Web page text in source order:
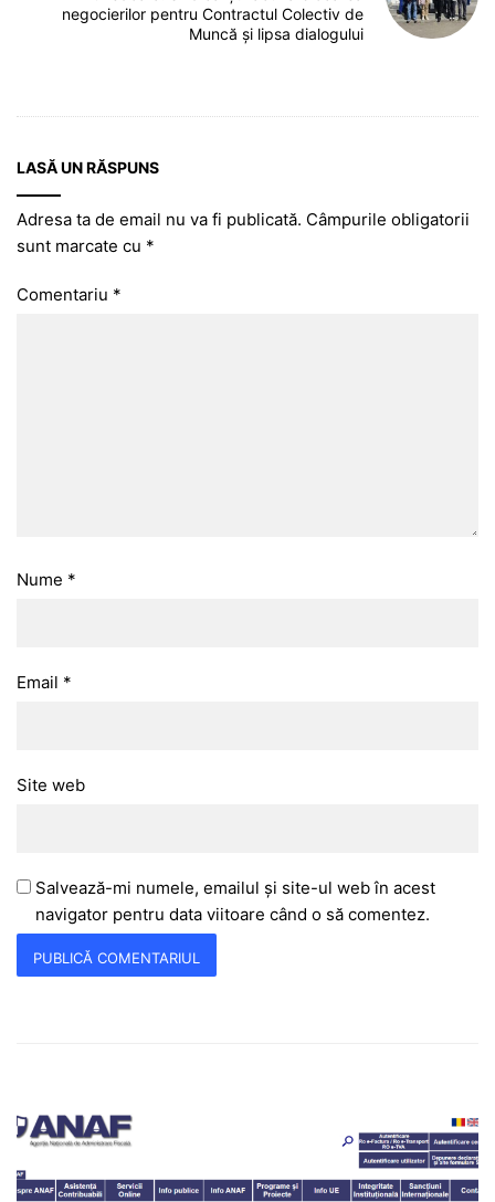
negocierilor pentru Contractul Colectiv de
Muncă și lipsa dialogului
LASĂ UN RĂSPUNS
Adresa ta de email nu va fi publicată. Câmpurile obligatorii
sunt marcate cu *
Comentariu *
Nume *
Email *
Site web
Salvează-mi numele, emailul și site-ul web în acest
navigator pentru data viitoare când o să comentez.